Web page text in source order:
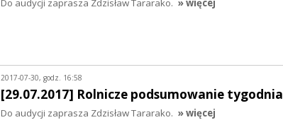
Do audycji zaprasza Zdzisław Tararako. » więcej
2017-07-30, godz. 16:58
[29.07.2017] Rolnicze podsumowanie tygodnia
Do audycji zaprasza Zdzisław Tararako. » więcej